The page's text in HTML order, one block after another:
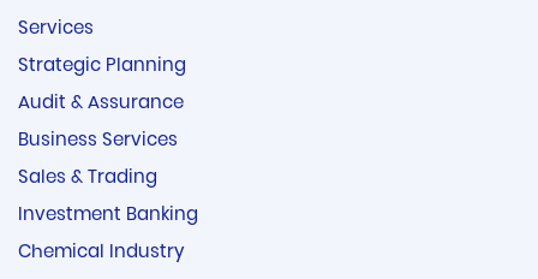
Services
Strategic Planning
Audit & Assurance
Business Services
Sales & Trading
Investment Banking
Chemical Industry